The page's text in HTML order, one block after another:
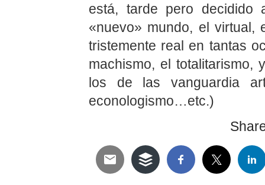
está, tarde pero
«nuevo» mundo, el virtual,
tristemente real en tantas
machismo, el totalitarismo,
los de las vanguardia
econologismo…etc.)